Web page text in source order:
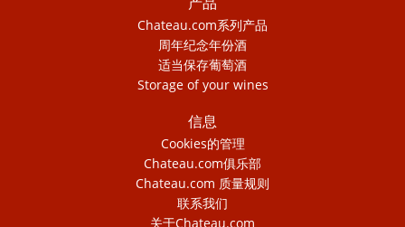
Chateau.com系列产品
周年纪念年份酒
适当保存葡萄酒
Storage of your wines
信息
Cookies的管理
Chateau.com俱乐部
Chateau.com 质量规则
联系我们
关于Chateau.com